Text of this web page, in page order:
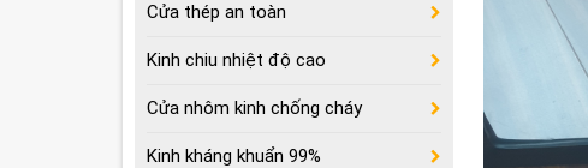
Cửa thép an toàn
Kinh chiu nhiệt độ cao
Cửa nhôm kinh chống cháy
Kinh kháng khuẩn 99%